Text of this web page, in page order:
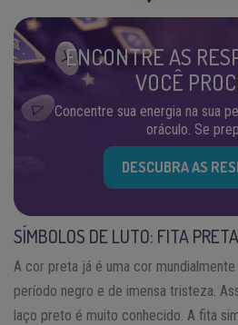
ENCONTRE AS
VOCÊ
Concentre sua energia na sua
oráculo. Se
DESCUBRA AS
SÍMBOLOS DE LUTO: FITA PRETA
A cor preta já é uma cor
período negro e de imensa tristeza.
laço preto é muito conhecido. A fita